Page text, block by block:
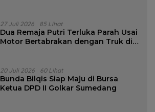
27 Juli 2026 85 Lihat
Dua Remaja Putri Terluka Parah Usai
Motor Bertabrakan dengan Truk di
20 Juli 2026 60 Lihat
Bunda Bilqis Siap Maju di Bursa
Ketua DPD II Golkar Sumedang